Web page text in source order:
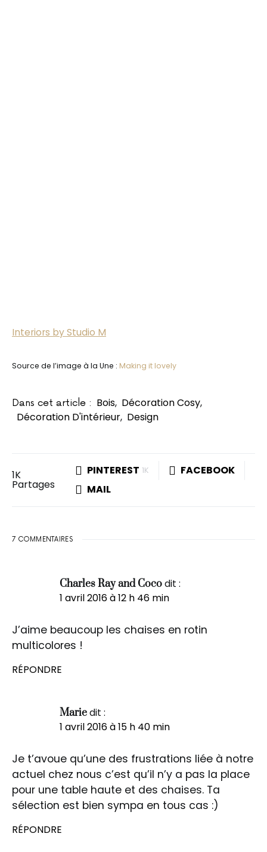
Interiors by Studio M
Source de l’image à la Une : Making it lovely
Dans cet article : Bois, Décoration Cosy,
Décoration D'intérieur, Design
1K
Partages
PINTEREST 1K
FACEBOOK
MAIL
7 COMMENTAIRES
Charles Ray and Cocodit :
1 avril 2016 à 12 h 46 min
J’aime beaucoup les chaises en rotin
multicolores !
RÉPONDRE
Mariedit :
1 avril 2016 à 15 h 40 min
Je t’avoue qu’une des frustrations liée à notre
actuel chez nous c’est qu’il n’y a pas la place
pour une table haute et des chaises. Ta
sélection est bien sympa en tous cas :)
RÉPONDRE